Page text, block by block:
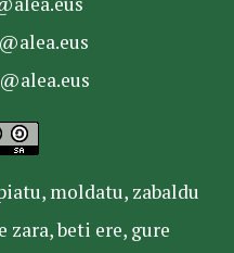
moldatu, zabaldu
beti ere, gure